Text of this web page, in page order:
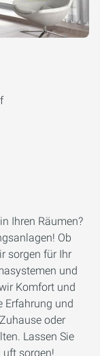
Ihren Räumen?
Ob
sorgen für Ihr
und
Komfort und
Erfahrung und
oder
Lassen Sie
sorgen!